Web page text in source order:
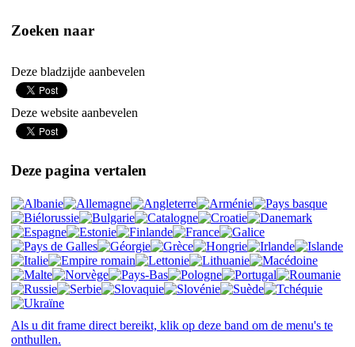
Zoeken naar
Deze bladzijde aanbevelen
Deze website aanbevelen
Deze pagina vertalen
Als u dit frame direct bereikt, klik op deze band om de menu's te
onthullen.